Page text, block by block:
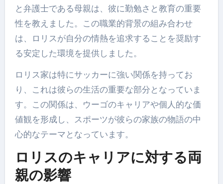
と弁護士である母親は、彼に勤勉さと教育の重要
性を教えました。この職業的背景の組み合わせ
は、ロリスが自分の情熱を追求することを奨励す
る安定した環境を提供しました。
ロリス家は特にサッカーに強い関係を持ってお
り、これは彼らの生活の重要な部分となっていま
す。この関係は、ウーゴのキャリアや個人的な価
値観を形成し、スポーツが彼らの家族の物語の中
心的なテーマとなっています。
ロリスのキャリアに対する両
親の影響